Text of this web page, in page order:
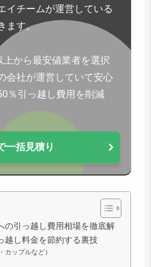
イチームが運営している
ます。
上から最安値業者を選択
会社が運営していて安心
％引っ越し費用を削減
一括見積り
の引っ越し費用相場を徹底解
越し料金を節約する裏技
カップルなど）